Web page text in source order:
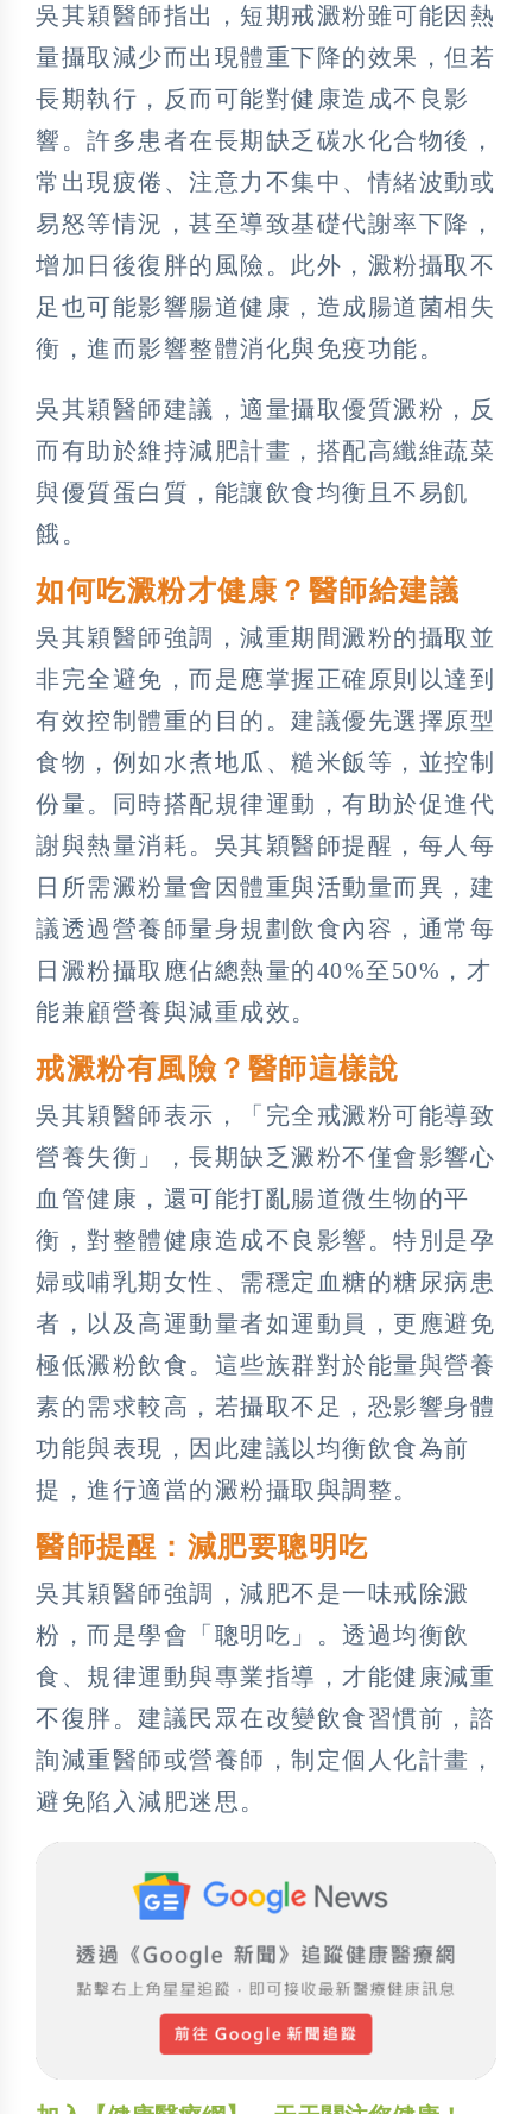
吳其穎醫師指出，短期戒澱粉雖可能因熱
量攝取減少而出現體重下降的效果，但若
長期執行，反而可能對健康造成不良影
響。許多患者在長期缺乏碳水化合物後，
常出現疲倦、注意力不集中、情緒波動或
易怒等情況，甚至導致基礎代謝率下降，
增加日後復胖的風險。此外，澱粉攝取不
足也可能影響腸道健康，造成腸道菌相失
衡，進而影響整體消化與免疫功能。
吳其穎醫師建議，適量攝取優質澱粉，反
而有助於維持減肥計畫，搭配高纖維蔬菜
與優質蛋白質，能讓飲食均衡且不易飢
餓。
如何吃澱粉才健康？醫師給建議
吳其穎醫師強調，減重期間澱粉的攝取並
非完全避免，而是應掌握正確原則以達到
有效控制體重的目的。建議優先選擇原型
食物，例如水煮地瓜、糙米飯等，並控制
份量。同時搭配規律運動，有助於促進代
謝與熱量消耗。吳其穎醫師提醒，每人每
日所需澱粉量會因體重與活動量而異，建
議透過營養師量身規劃飲食內容，通常每
日澱粉攝取應佔總熱量的40%至50%，才
能兼顧營養與減重成效。
戒澱粉有風險？醫師這樣說
吳其穎醫師表示，「完全戒澱粉可能導致
營養失衡」，長期缺乏澱粉不僅會影響心
血管健康，還可能打亂腸道微生物的平
衡，對整體健康造成不良影響。特別是孕
婦或哺乳期女性、需穩定血糖的糖尿病患
者，以及高運動量者如運動員，更應避免
極低澱粉飲食。這些族群對於能量與營養
素的需求較高，若攝取不足，恐影響身體
功能與表現，因此建議以均衡飲食為前
提，進行適當的澱粉攝取與調整。
醫師提醒：減肥要聰明吃
吳其穎醫師強調，減肥不是一味戒除澱
粉，而是學會「聰明吃」。透過均衡飲
食、規律運動與專業指導，才能健康減重
不復胖。建議民眾在改變飲食習慣前，諮
詢減重醫師或營養師，制定個人化計畫，
避免陷入減肥迷思。